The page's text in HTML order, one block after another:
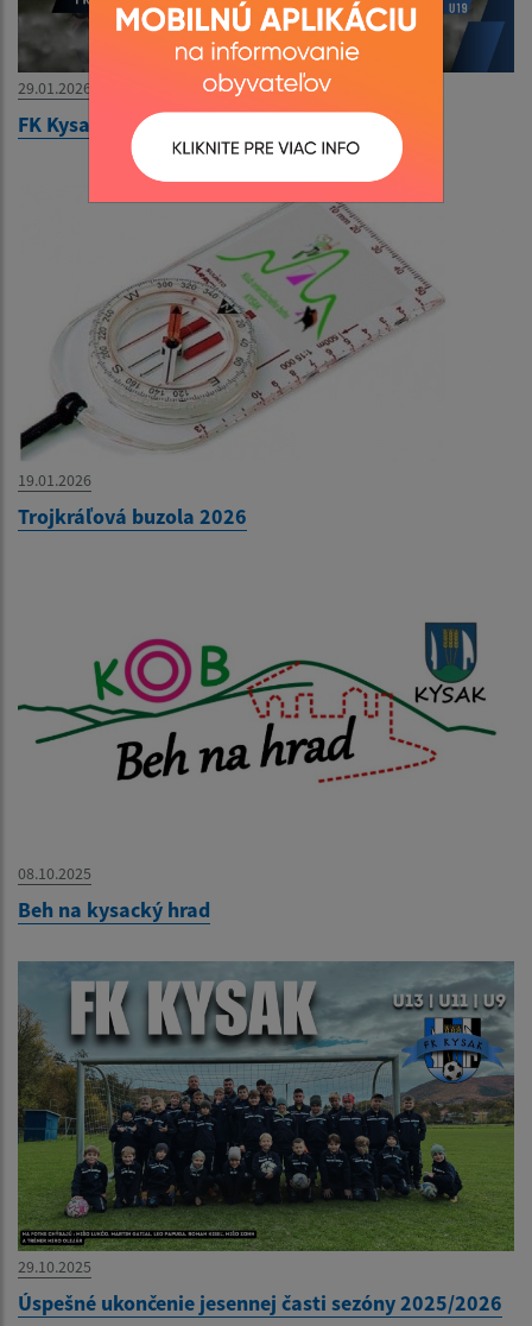
29.01.2026
FK Kysak - Krajská liga 1.kolo
19.01.2026
Trojkráľová buzola 2026
08.10.2025
Beh na kysacký hrad
29.10.2025
Úspešné ukončenie jesennej časti sezóny 2025/2026